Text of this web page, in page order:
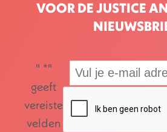
VOOR DE JUSTICE
" *"
geeft
vereiste
velden